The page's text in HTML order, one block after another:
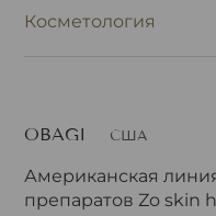
Косметология
OBAGI США
Американская
препаратов Zo skin